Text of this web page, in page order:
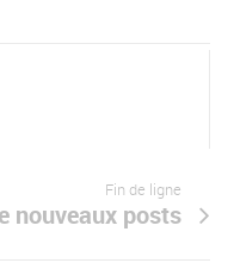
Fin de ligne
nouveaux posts